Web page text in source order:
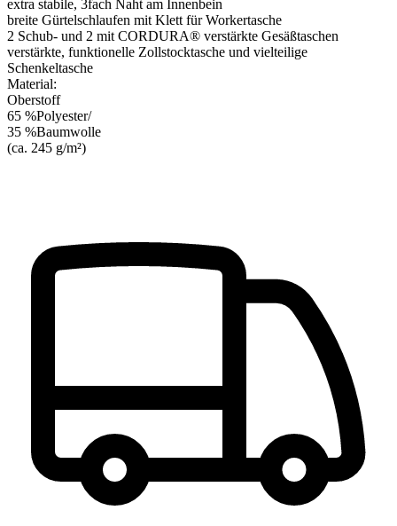
extra stabile, 3fach Naht am Innenbein
breite Gürtelschlaufen mit Klett für Workertasche
2 Schub- und 2 mit CORDURA® verstärkte Gesäßtaschen
verstärkte, funktionelle Zollstocktasche und vielteilige
Schenkeltasche
Material:
Oberstoff
65 %Polyester/
35 %Baumwolle
(ca. 245 g/m²)